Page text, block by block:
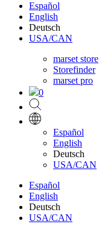
Español
English
Deutsch
USA/CAN
marset store
Storefinder
marset pro
0
Español
English
Deutsch
USA/CAN
Español
English
Deutsch
USA/CAN